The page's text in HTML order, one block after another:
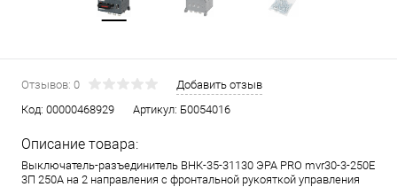
Отзывов: 0
Добавить отзыв
Код: 00000468929 Артикул: Б0054016
Описание товара:
Выключатель-разъединитель ВНК-35-31130 ЭРА PRO mvr30-3-250E
3П 250А на 2 направления с фронтальной рукояткой управления